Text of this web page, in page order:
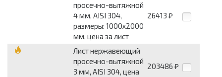
просечно-вытяжной
4 мм, AISI 304,
размеры: 1000x2000
мм, цена за лист
26413 ₽
Лист нержавеющий
просечно-вытяжной
3 мм, AISI 304, цена
203486 ₽